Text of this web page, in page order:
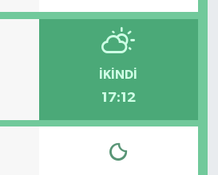
İKINDI
17:12